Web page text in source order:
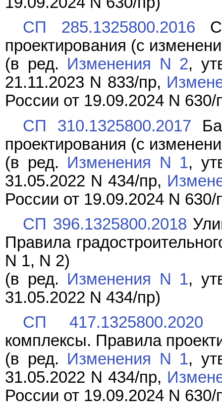
СП 285.1325800.2016
проектирования (с
(в ред. Изменения N 2,
21.11.2023 N 833/пр,
России от 19.09.2024 N 630/
СП 310.1325800.2017
проектирования (с
(в ред. Изменения N 1,
31.05.2022 N 434/пр,
России от 19.09.2024 N 630/
СП 396.1325800.2018
Правила
N 1, N 2)
(в ред. Изменения N 1,
31.05.2022 N 434/пр)
СП 417.1325800.2020
комплексы. Правила
(в ред. Изменения N 1,
31.05.2022 N 434/пр,
России от 19.09.2024 N 630/